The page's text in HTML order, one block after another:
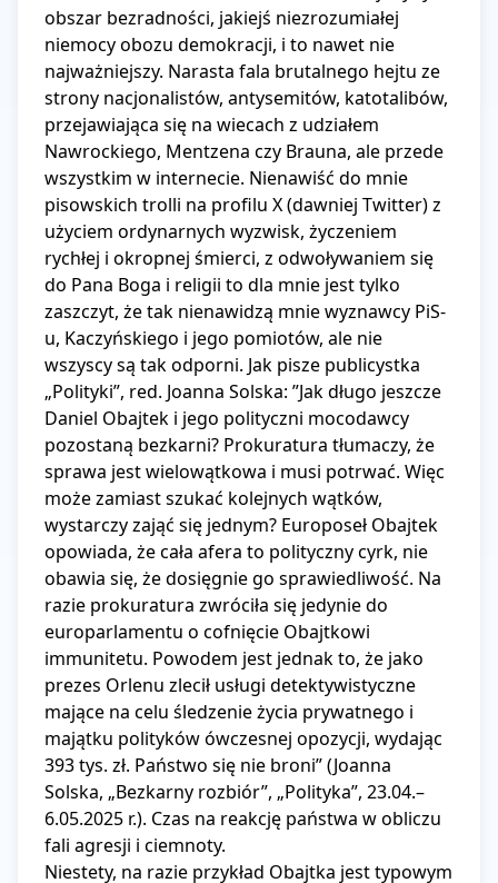
obszar bezradności, jakiejś niezrozumiałej
niemocy obozu demokracji, i to nawet nie
najważniejszy. Narasta fala brutalnego hejtu ze
strony nacjonalistów, antysemitów, katotalibów,
przejawiająca się na wiecach z udziałem
Nawrockiego, Mentzena czy Brauna, ale przede
wszystkim w internecie. Nienawiść do mnie
pisowskich trolli na profilu X (dawniej Twitter) z
użyciem ordynarnych wyzwisk, życzeniem
rychłej i okropnej śmierci, z odwoływaniem się
do Pana Boga i religii to dla mnie jest tylko
zaszczyt, że tak nienawidzą mnie wyznawcy PiS-
u, Kaczyńskiego i jego pomiotów, ale nie
wszyscy są tak odporni. Jak pisze publicystka
„Polityki”, red. Joanna Solska: ”Jak długo jeszcze
Daniel Obajtek i jego polityczni mocodawcy
pozostaną bezkarni? Prokuratura tłumaczy, że
sprawa jest wielowątkowa i musi potrwać. Więc
może zamiast szukać kolejnych wątków,
wystarczy zająć się jednym? Europoseł Obajtek
opowiada, że cała afera to polityczny cyrk, nie
obawia się, że dosięgnie go sprawiedliwość. Na
razie prokuratura zwróciła się jedynie do
europarlamentu o cofnięcie Obajtkowi
immunitetu. Powodem jest jednak to, że jako
prezes Orlenu zlecił usługi detektywistyczne
mające na celu śledzenie życia prywatnego i
majątku polityków ówczesnej opozycji, wydając
393 tys. zł. Państwo się nie broni” (Joanna
Solska, „Bezkarny rozbiór”, „Polityka”, 23.04.–
6.05.2025 r.). Czas na reakcję państwa w obliczu
fali agresji i ciemnoty.
Niestety, na razie przykład Obajtka jest typowym